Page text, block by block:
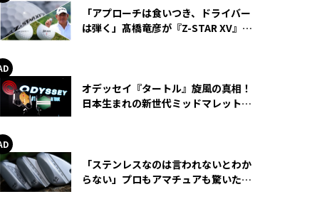
「アプローチは食いつき、ドライバー
は弾く」髙橋竜彦が『Z-STAR XV』を
オデッセイ『タートル』旋風の真相！
日本生まれの新世代ミッドマレットが
「ステンレスなのは言われないとわか
らない」プロもアマチュアも驚いた